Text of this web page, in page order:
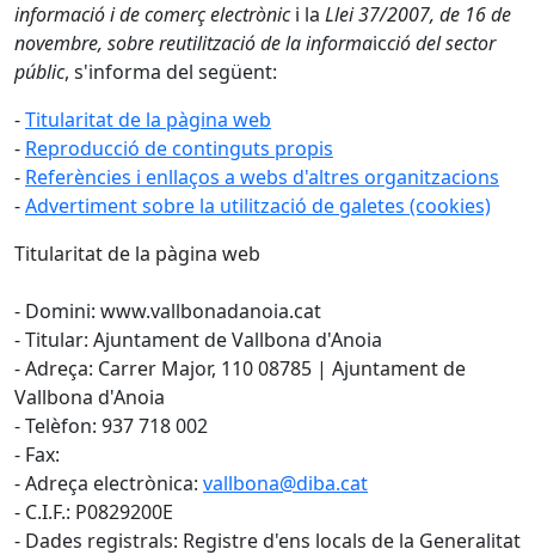
informació i de comerç electrònici la Llei 37/2007, de 16 de
novembre, sobre reutilització de la informaicció del sector
públic, s'informa del següent:
-Titularitat de la pàgina web
- Reproducció de continguts propis
- Referències i enllaços a webs d'altres organitzacions
-Advertiment sobre la utilització de galetes (cookies)
Titularitat de la pàgina web
- Domini: www.vallbonadanoia.cat
- Titular: Ajuntament de Vallbona d'Anoia
- Adreça: Carrer Major, 110 08785 | Ajuntament de
Vallbona d'Anoia
- Telèfon: 937 718 002
- Fax:
- Adreça electrònica: vallbona@diba.cat
- C.I.F.: P0829200E
- Dades registrals: Registre d'ens locals de la Generalitat